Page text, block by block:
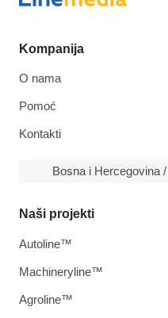
Kompanija
O nama
Pomoć
Kontakti
Bosna i Hercegovina
Naši projekti
Autoline™
Machineryline™
Agroline™